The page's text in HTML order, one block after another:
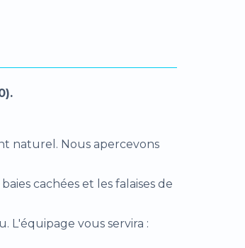
naturel. Nous apercevons
cachées et les falaises de
L'équipage vous servira :